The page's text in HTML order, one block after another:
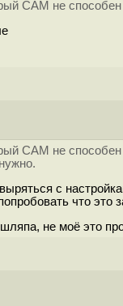
САМ не способен
САМ не способен
с
что это
не моё это